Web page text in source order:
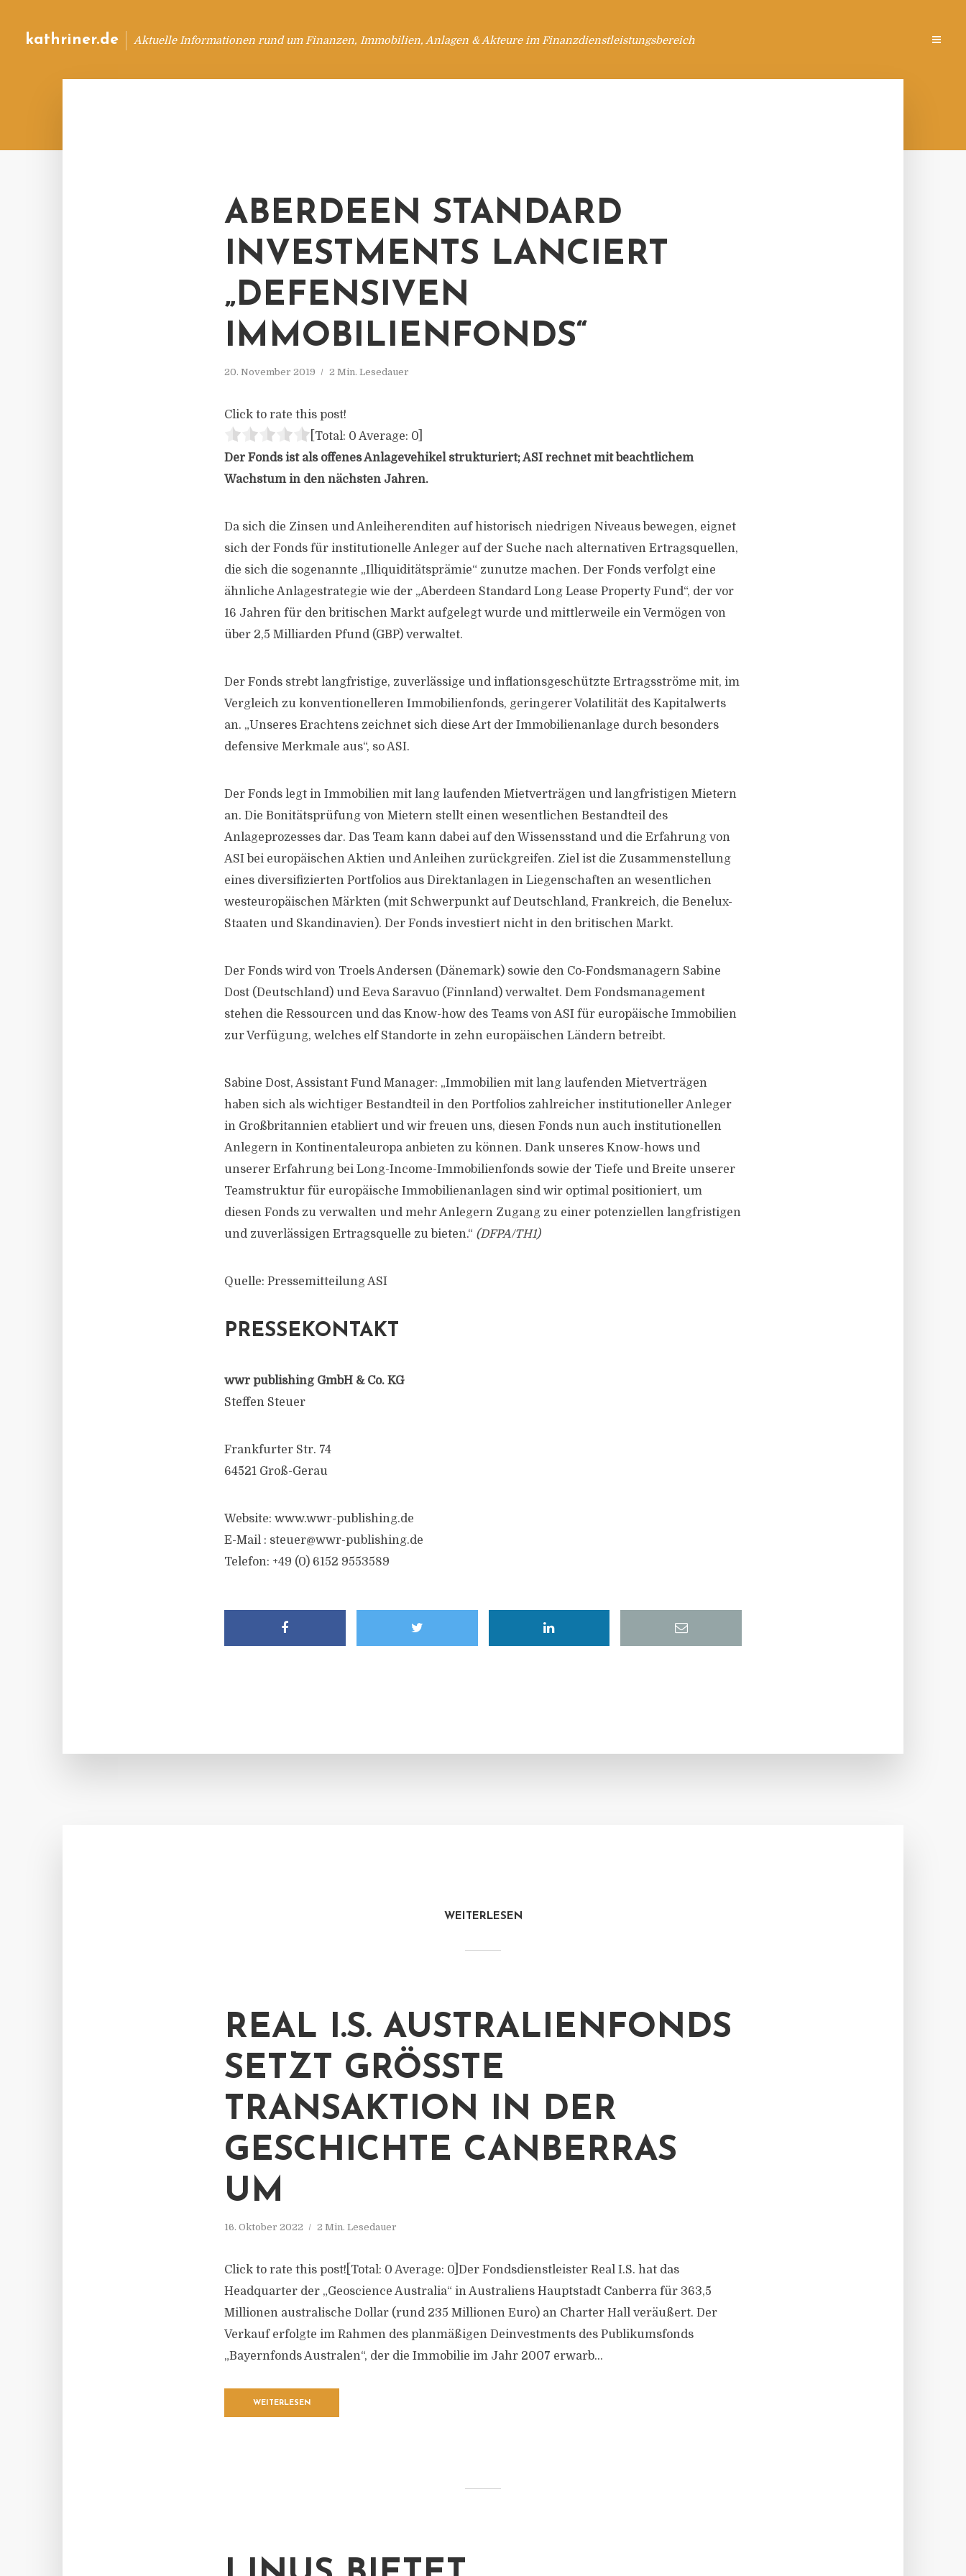
kathriner.de Aktuelle Informationen rund um Finanzen, Immobilien, Anlagen & Akteure im Finanzdienstleistungsbereich
ABERDEEN STANDARD
INVESTMENTS LANCIERT
„DEFENSIVEN
IMMOBILIENFONDS“
20. November 2019 2 Min. Lesedauer
Click to rate this post!
[Total: 0 Average: 0
Der Fonds ist als offenes Anlagevehikel strukturiert; ASI rechnet mit beachtlichem
Wachstum in den nächsten Jahren.
Da sich die Zinsen und Anleiherenditen auf historisch niedrigen Niveaus bewegen, eignet
sich der Fonds für institutionelle Anleger auf der Suche nach alternativen Ertragsquellen,
die sich die sogenannte „Illiquiditätsprämie“ zunutze machen. Der Fonds verfolgt eine
ähnliche Anlagestrategie wie der „Aberdeen Standard Long Lease Property Fund“, der vor
16 Jahren für den britischen Markt aufgelegt wurde und mittlerweile ein Vermögen von
über 2,5 Milliarden Pfund (GBP) verwaltet.
Der Fonds strebt langfristige, zuverlässige und inflationsgeschützte Ertragsströme mit, im
Vergleich zu konventionelleren Immobilienfonds, geringerer Volatilität des Kapitalwerts
an. „Unseres Erachtens zeichnet sich diese Art der Immobilienanlage durch besonders
defensive Merkmale aus“, so ASI.
Der Fonds legt in Immobilien mit lang laufenden Mietverträgen und langfristigen Mietern
an. Die Bonitätsprüfung von Mietern stellt einen wesentlichen Bestandteil des
Anlageprozesses dar. Das Team kann dabei auf den Wissensstand und die Erfahrung von
ASI bei europäischen Aktien und Anleihen zurückgreifen. Ziel ist die Zusammenstellung
eines diversifizierten Portfolios aus Direktanlagen in Liegenschaften an wesentlichen
westeuropäischen Märkten (mit Schwerpunkt auf Deutschland, Frankreich, die Benelux-
Staaten und Skandinavien). Der Fonds investiert nicht in den britischen Markt.
Der Fonds wird von Troels Andersen (Dänemark) sowie den Co-Fondsmanagern Sabine
Dost (Deutschland) und Eeva Saravuo (Finnland) verwaltet. Dem Fondsmanagement
stehen die Ressourcen und das Know-how des Teams von ASI für europäische Immobilien
zur Verfügung, welches elf Standorte in zehn europäischen Ländern betreibt.
Sabine Dost, Assistant Fund Manager: „Immobilien mit lang laufenden Mietverträgen
haben sich als wichtiger Bestandteil in den Portfolios zahlreicher institutioneller Anleger
in Großbritannien etabliert und wir freuen uns, diesen Fonds nun auch institutionellen
Anlegern in Kontinentaleuropa anbieten zu können. Dank unseres Know-hows und
unserer Erfahrung bei Long-Income-Immobilienfonds sowie der Tiefe und Breite unserer
Teamstruktur für europäische Immobilienanlagen sind wir optimal positioniert, um
diesen Fonds zu verwalten und mehr Anlegern Zugang zu einer potenziellen langfristigen
und zuverlässigen Ertragsquelle zu bieten.“ (DFPA/TH1)
Quelle: Pressemitteilung ASI
PRESSEKONTAKT
wwr publishing GmbH & Co. KG
Steffen Steuer
Frankfurter Str. 74
64521 Groß-Gerau
Website: www.wwr-publishing.de
E-Mail : steuer@wwr-publishing.de
Telefon: +49 (0) 6152 9553589
WEITERLESEN
REAL I.S. AUSTRALIENFONDS
SETZT GRÖSSTE T
RANSAKTION IN DER G
ESCHICHTE CANBERRAS U
M
16. Oktober 2022 2 Min. Lesedauer
Click to rate this post![Total: 0 Average: 0]Der Fondsdienstleister Real I.S. hat das
Headquarter der „Geoscience Australia“ in Australiens Hauptstadt Canberra für 363,5
Millionen australische Dollar (rund 235 Millionen Euro) an Charter Hall veräußert. Der
Verkauf erfolgte im Rahmen des planmäßigen Deinvestments des Publikumsfonds
„Bayernfonds Australen“, der die Immobilie im Jahr 2007 erwarb...
WEITERLESEN